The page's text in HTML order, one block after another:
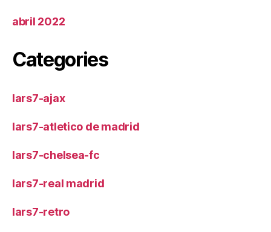
abril 2022
Categories
lars7-ajax
lars7-atletico de madrid
lars7-chelsea-fc
lars7-real madrid
lars7-retro